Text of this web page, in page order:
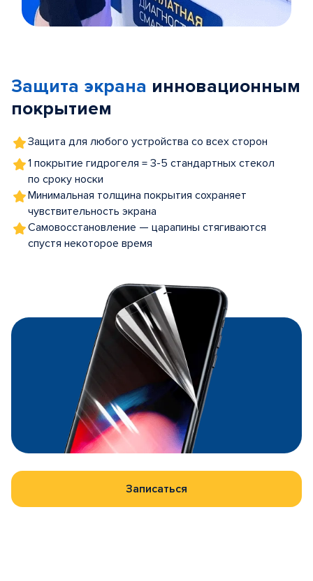
5
Защита экрана инновационным
покрытием
Защита для любого устройства со всех сторон
1 покрытие гидрогеля = 3-5 стандартных стекол
по сроку носки
Минимальная толщина покрытия сохраняет
чувствительность экрана
Самовосстановление — царапины стягиваются
спустя некоторое время
Записаться